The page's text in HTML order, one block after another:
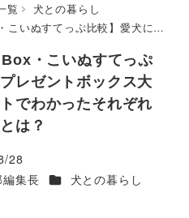
覧
犬との暮らし
ックス大特集！利用者アンケートでわかったそれぞれのおすすめのポイントとは？
・こいぬすてっぷ
レゼントボックス大
でわかったそれぞれ
は？
28
集長 カテゴリー
犬との暮らし